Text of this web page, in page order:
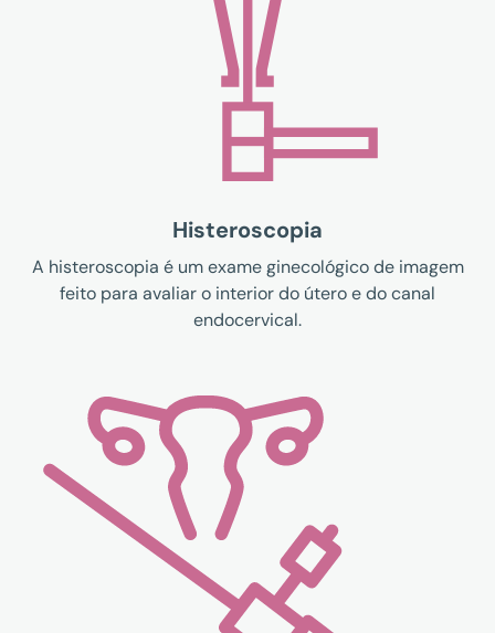
Histeroscopia
A histeroscopia é um exame ginecológico de imagem
feito para avaliar o interior do útero e do canal
endocervical.